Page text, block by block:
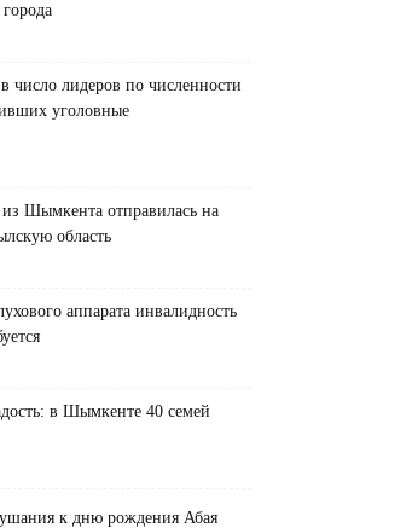
лидеров по численности
уголовные
Шымкента отправилась на
область
аппарата инвалидность
в Шымкенте 40 семей
к дню рождения Абая